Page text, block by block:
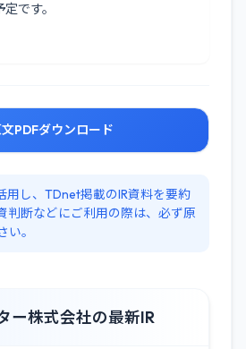
です。
PDFダウンロード
用し、TDnet掲載のIR資料を要約
判断などにご利用の際は、必ず原
。
ー株式会社の最新IR